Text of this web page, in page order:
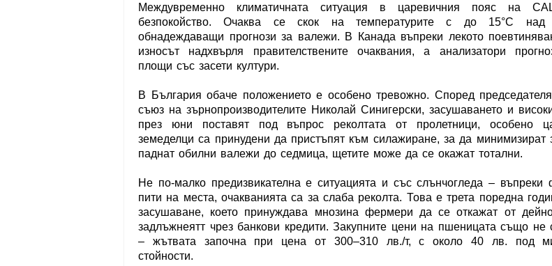
Междувременно климатичната ситуация в царевичния пояс на
безпокойство. Очаква се скок на температурите с до 15°C над
обнадеждаващи прогнози за валежи. В Канада въпреки лекото
износът надхвърля правителствените очаквания, а анализатори
площи със засети култури.
В България обаче положението е особено тревожно. Според
съюз на зърнопроизводителите Николай Синигерски, засушаването и
през юни поставят под въпрос реколтата от пролетници, особено
земеделци са принудени да пристъпят към силажиране, за да минимизират
паднат обилни валежи до седмица, щетите може да се окажат тотални.
Не по-малко предизвикателна е ситуацията и със слънчогледа – въпреки
пити на места, очакванията са за слаба реколта. Това е трета поредна
засушаване, което принуждава мнозина фермери да се откажат от
задлъжнеятт чрез банкови кредити. Закупните цени на пшеницата също не
– жътвата започна при цена от 300–310 лв./т, с около 40 лв. под
стойности.